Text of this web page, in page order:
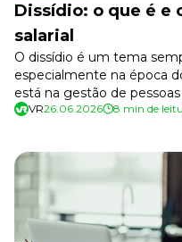
Todos os Materiais
Confira nossos materiais
E-book
Aprofunde seu
Ferramentas e
Para agilizar o seu
Conteúdo prático e
Kits
Materiais centralizados
Dissídio: o que é e
salarial
O dissídio é um tema
especialmente na época
está na gestão de
pessoal, entender esse
VR26.06.2026 8 min de